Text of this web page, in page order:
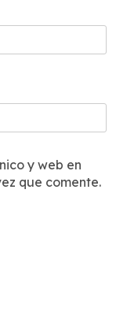
y web en
que comente.